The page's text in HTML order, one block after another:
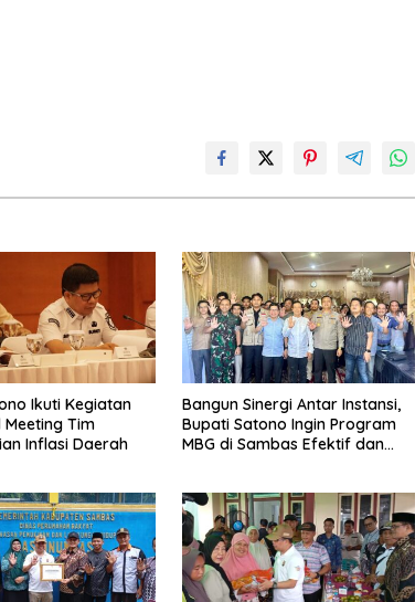
Ikuti Kegiatan
Meeting Tim
Inflasi Daerah
Bangun Sinergi Antar Instansi,
Bupati Satono Ingin Program
MBG di Sambas Efektif dan